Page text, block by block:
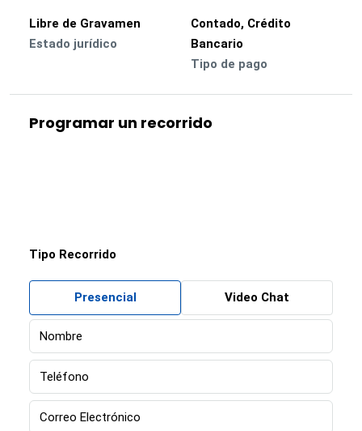
Libre de Gravamen
Estado jurídico
Contado, Crédito
Bancario
Tipo de pago
Programar un recorrido
Tipo Recorrido
Presencial Video Chat